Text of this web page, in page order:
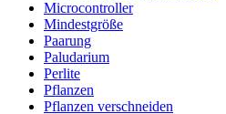
Microcontroller
Mindestgröße
Paarung
Paludarium
Perlite
Pflanzen
Pflanzen verschneiden